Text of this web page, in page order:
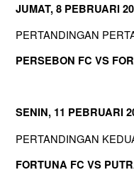
JUMAT, 8 PEBRUARI
PERTANDINGAN
PERSEBON FC VS
SENIN, 11 PEBRUARI
PERTANDINGAN
FORTUNA FC VS